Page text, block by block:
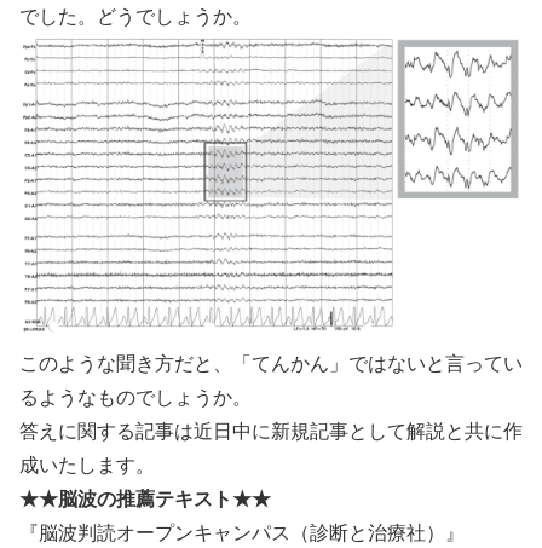
でした。どうでしょうか。
このような聞き方だと、「てんかん」ではないと言ってい
るようなものでしょうか。
答えに関する記事は近日中に新規記事として解説と共に作
成いたします。
★★脳波の推薦テキスト★★
『脳波判読オープンキャンパス（診断と治療社）』